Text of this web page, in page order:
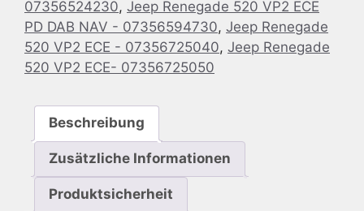
07356524230, Jeep Renegade 520 VP2 ECE
PD DAB NAV - 07356594730, Jeep Renegade
520 VP2 ECE - 07356725040, Jeep Renegade
520 VP2 ECE- 07356725050
Beschreibung
Zusätzliche Informationen
Produktsicherheit